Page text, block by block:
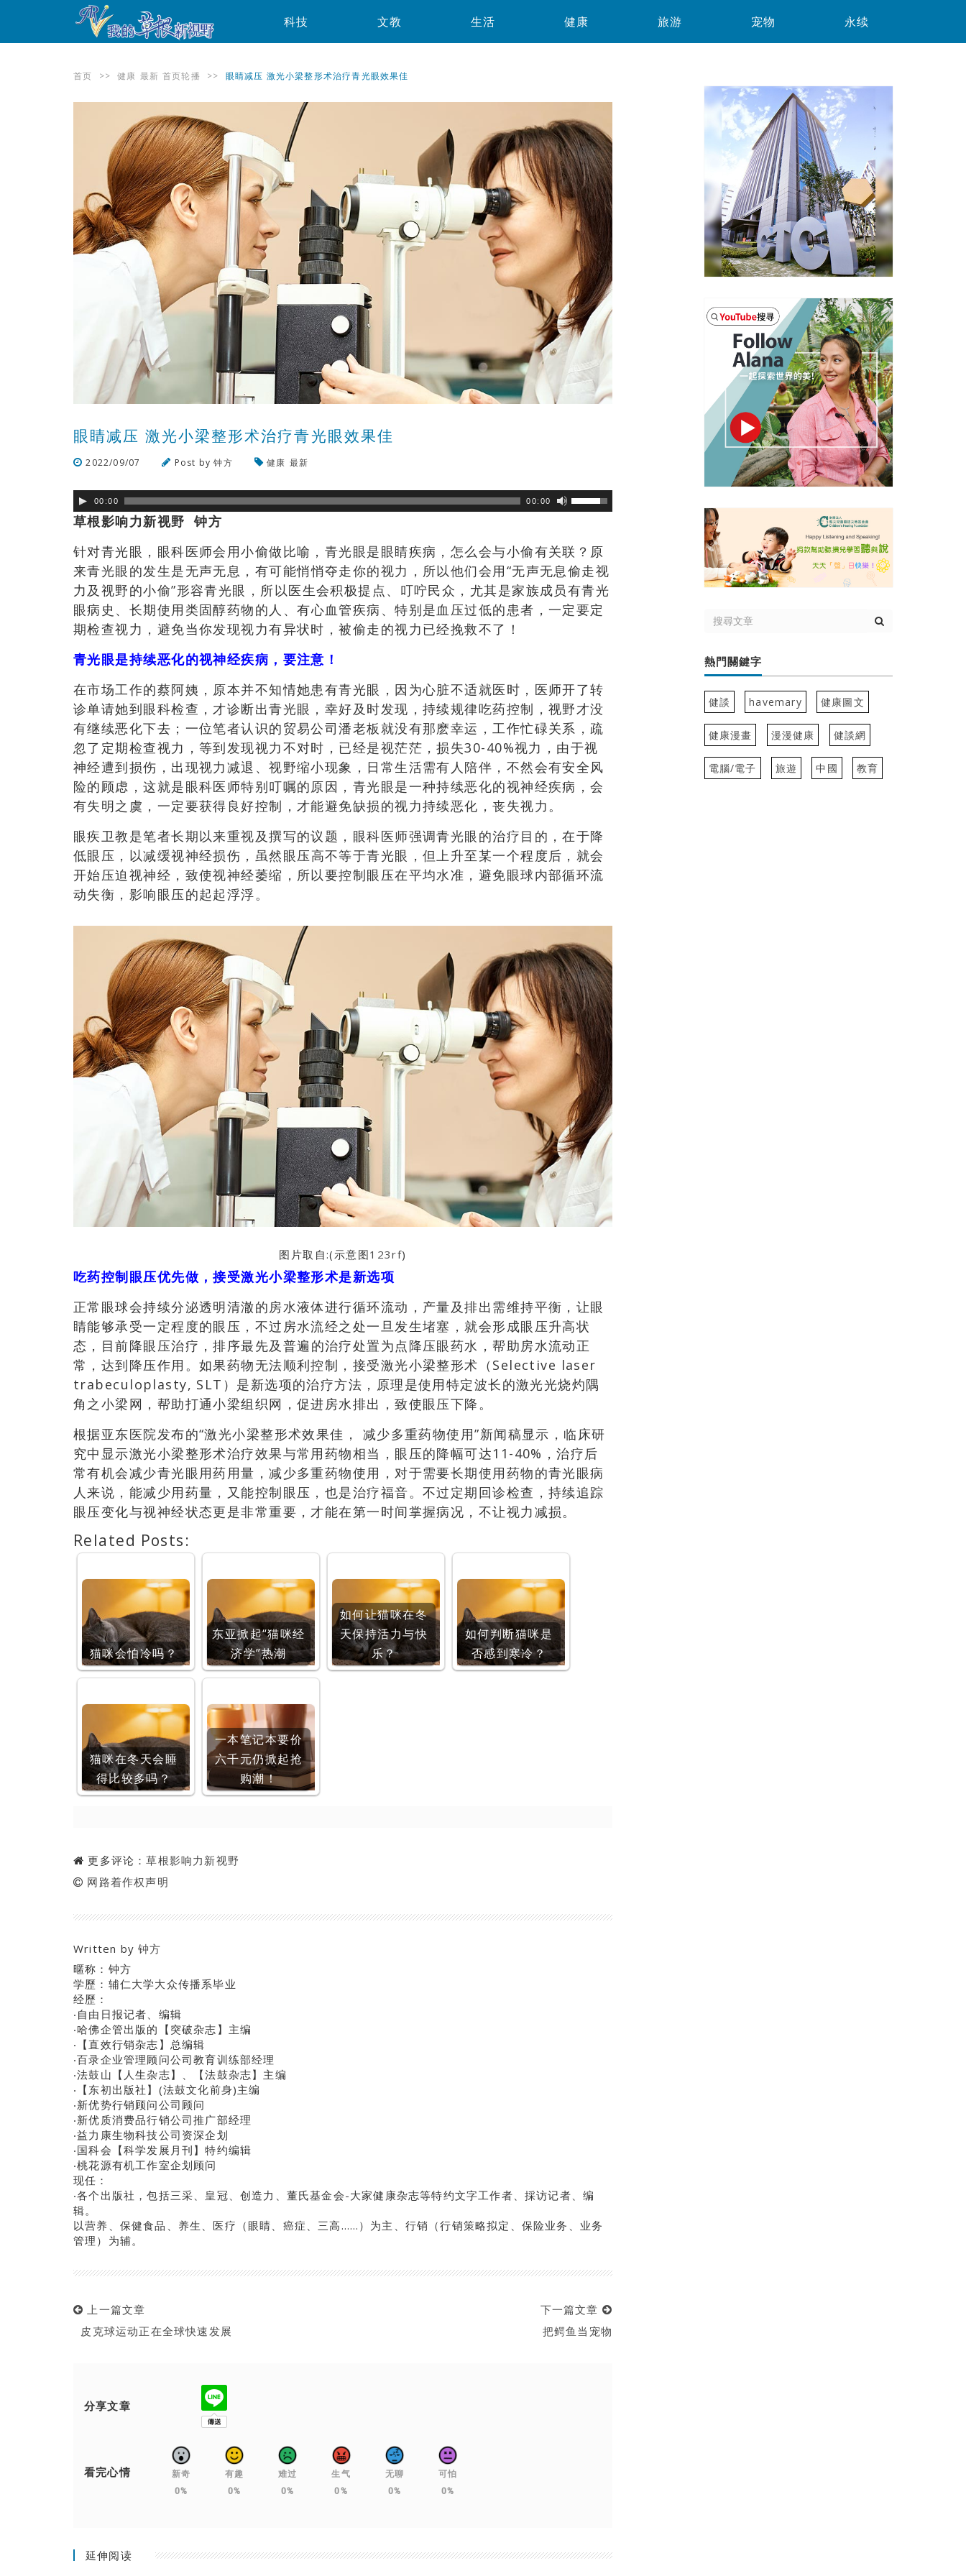
科技 文教 生活 健康 旅游 宠物 永续
首页 >> 健康 最新 首页轮播 >> 眼睛减压 激光小梁整形术治疗青光眼效果佳
眼睛减压 激光小梁整形术治疗青光眼效果佳
2022/09/07 Post by钟方 健康 最新
00:00 00:00
草根影响力新视野 钟方
针对青光眼，眼科医师会用小偷做比喻，青光眼是眼睛疾病，怎么会与小偷有关联？原
来青光眼的发生是无声无息 ，有可能悄悄夺走你的视力，所以他们会用“无声无息偷走视
力及视野的小偷”形容青光眼 ， 所以医生会积极提点、叮咛民众，尤其是家族成员有青光
眼病史 、 长期使用类固醇药物的人、有心血管疾病、特别是血压过低的患者， 一定要定
期检查视力，避免当你发现视力有异状时，被偷走的视力已经挽救不了！
青光眼是持续恶化的视神经疾病，要注意！
在市场工作的蔡阿姨，原本并不知情她患有青光眼，因为心脏不适就医时，医师开了转
诊单请她到眼科检查，才诊断出青光眼，幸好及时发现，持续规律吃药控制，视野才没
有继续恶化下去；一位笔者认识的贸易公司潘老板就没有那麽幸运，工作忙碌关系，疏
忽了定期检查视力，等到发现视力不对时，已经是视茫茫，损失30-40%视力，由于视
神经遭到损伤 ，出现视力减退、视野缩小现象 ， 日常生活需有人陪伴，不然会有安全风
险的顾虑，这就是眼科医师特别叮嘱的原因 ，青光眼是一种持续恶化的视神经疾病，会
有失明之虞，一定要获得良好控制，才能避免缺损的视力持续恶化，丧失视力。
眼疾卫教是笔者长期以来重视及撰写的议题 ，眼科医师强调青光眼的治疗目的 ，在于降
低眼压 ， 以减缓视神经损伤，虽然眼压高不等于青光眼，但上升至某一个程度后，就会
开始压迫视神经，致使视神经萎缩，所以要控制眼压在平均水准 ，避免眼球内部循环流
动失衡，影响眼压的起起浮浮。
图片取自:(示意图123rf)
吃药控制眼压优先做，接受激光小梁整形术是新选项
正常眼球会持续分泌透明清澈的房水液体进行循环流动，产量及排出需维持平衡，让眼
睛能够承受一定程度的眼压，不过房水流经之处一旦发生堵塞，就会形成眼压升高状
态，目前降眼压治疗 ，排序最先及普遍的治疗处置为点降压眼药水，帮助房水流动正
常，达到降压作用。如果药物无法顺利控制，接受激光小梁整形术 （Selective laser
trabeculoplasty, SLT） 是新选项的治疗方法 ，原理是使用特定波长的激光光烧灼隅
角之小梁网，帮助打通小梁组织网，促进房水排出，致使眼压下降。
根据亚东医院发布的“激光小梁整形术效果佳， 减少多重药物使用”新闻稿显示 ， 临床研
究中显示激光小梁整形术治疗效果与常用药物相当， 眼压的降幅可达11-40%，治疗后
常有机会减少青光眼用药用量，减少多重药物使用 ，对于需要长期使用药物的青光眼病
人来说，能减少用药量，又能控制眼压，也是治疗福音。不过定期回诊检查，持续追踪
眼压变化与视神经状态更是非常重要，才能在第一时间掌握病况 ， 不让视力减损。
Related Posts:
猫咪会怕冷吗？
东亚掀起“猫咪经
济学”热潮
如何让猫咪在冬
天保持活力与快
乐？
如何判断猫咪是
否感到寒冷？
猫咪在冬天会睡
得比较多吗？
一本笔记本要价
六千元仍掀起抢
购潮！
更多评论：草根影响力新视野
网路着作权声明
Written by钟方
暱称：钟方
学歷：辅仁大学大众传播系毕业
经歷：
‧自由日报记者、编辑
‧哈佛企管出版的【突破杂志】主编
‧【直效行销杂志】总编辑
‧百录企业管理顾问公司教育训练部经理
‧法鼓山【人生杂志】、【法鼓杂志】主编
‧【东初出版社】(法鼓文化前身)主编
‧新优势行销顾问公司顾问
‧新优质消费品行销公司推广部经理
‧益力康生物科技公司资深企划
‧国科会【科学发展月刊】特约编辑
‧桃花源有机工作室企划顾问
现任：
‧各个出版社，包括三采、皇冠、创造力、董氏基金会-大家健康杂志等特约文字工作者、採访记者、编
辑。
以营养、保健食品、养生、医疗（眼睛、癌症、三高……）为主、行销（行销策略拟定、保险业务、业务
管理）为辅。
上一篇文章
皮克球运动正在全球快速发展
下一篇文章
把鳄鱼当宠物
分享文章
看完心情
新奇
0%
有趣
0%
难过
0%
生气
0%
无聊
0%
可怕
0%
延伸阅读
熱門關鍵字
健談 havemary 健康圖文
健康漫畫 漫漫健康 健談網
電腦/電子 旅遊 中國 教育